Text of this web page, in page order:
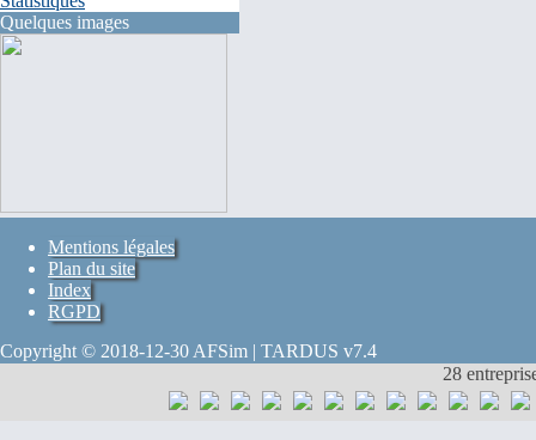
Quelques images
Mentions légales
Plan du site
Index
RGPD
Copyright © 2018-12-30 AFSim | TARDUS v7.4
28